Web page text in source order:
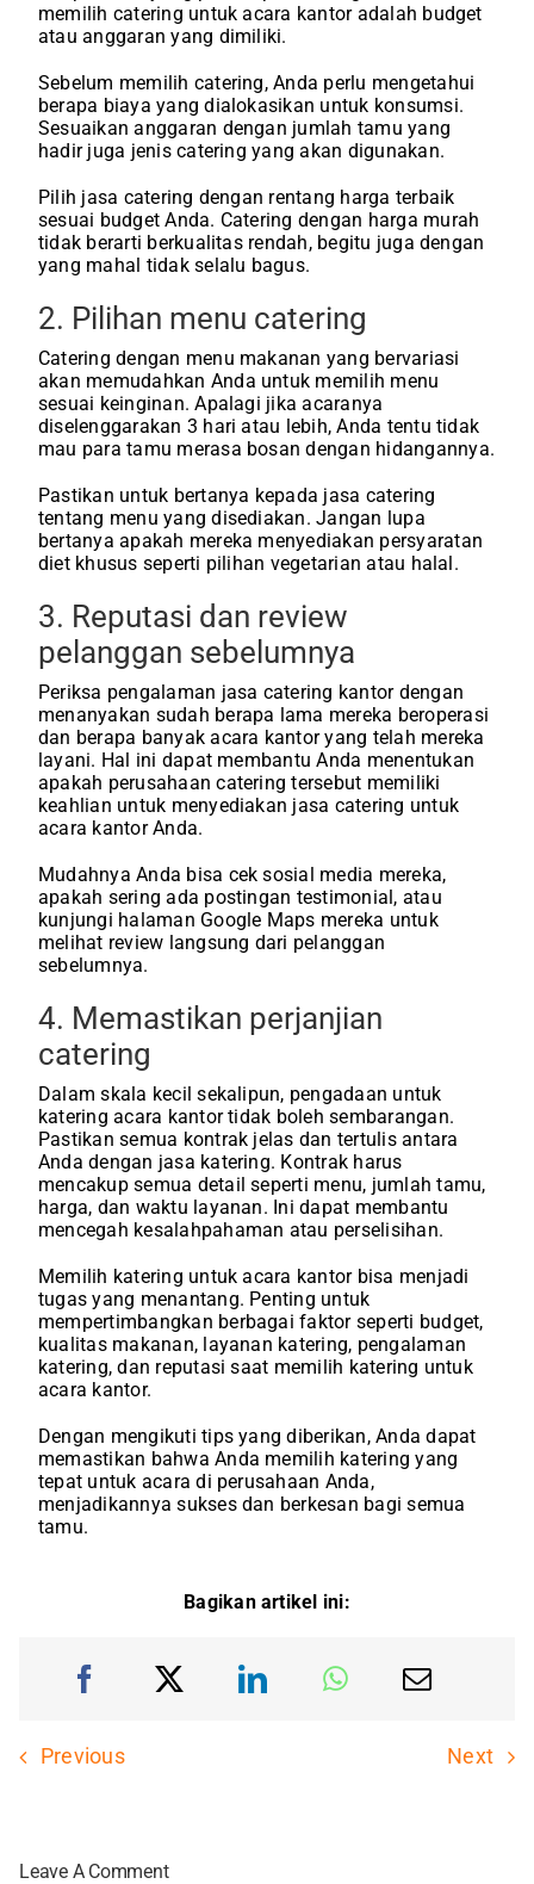
memilih catering untuk acara kantor adalah budget
atau anggaran yang dimiliki.
Sebelum memilih catering, Anda perlu mengetahui
berapa biaya yang dialokasikan untuk konsumsi.
Sesuaikan anggaran dengan jumlah tamu yang
hadir juga jenis catering yang akan digunakan.
Pilih jasa catering dengan rentang harga terbaik
sesuai budget Anda. Catering dengan harga murah
tidak berarti berkualitas rendah, begitu juga dengan
yang mahal tidak selalu bagus.
2. Pilihan menu catering
Catering dengan menu makanan yang bervariasi
akan memudahkan Anda untuk memilih menu
sesuai keinginan. Apalagi jika acaranya
diselenggarakan 3 hari atau lebih, Anda tentu tidak
mau para tamu merasa bosan dengan hidangannya.
Pastikan untuk bertanya kepada jasa catering
tentang menu yang disediakan. Jangan lupa
bertanya apakah mereka menyediakan persyaratan
diet khusus seperti pilihan vegetarian atau halal.
3. Reputasi dan review
pelanggan sebelumnya
Periksa pengalaman jasa catering kantor dengan
menanyakan sudah berapa lama mereka beroperasi
dan berapa banyak acara kantor yang telah mereka
layani. Hal ini dapat membantu Anda menentukan
apakah perusahaan catering tersebut memiliki
keahlian untuk menyediakan jasa catering untuk
acara kantor Anda.
Mudahnya Anda bisa cek sosial media mereka,
apakah sering ada postingan testimonial, atau
kunjungi halaman Google Maps mereka untuk
melihat review langsung dari pelanggan
sebelumnya.
4. Memastikan perjanjian
catering
Dalam skala kecil sekalipun, pengadaan untuk
katering acara kantor tidak boleh sembarangan.
Pastikan semua kontrak jelas dan tertulis antara
Anda dengan jasa katering. Kontrak harus
mencakup semua detail seperti menu, jumlah tamu,
harga, dan waktu layanan. Ini dapat membantu
mencegah kesalahpahaman atau perselisihan.
Memilih katering untuk acara kantor bisa menjadi
tugas yang menantang. Penting untuk
mempertimbangkan berbagai faktor seperti budget,
kualitas makanan, layanan katering, pengalaman
katering, dan reputasi saat memilih katering untuk
acara kantor.
Dengan mengikuti tips yang diberikan, Anda dapat
memastikan bahwa Anda memilih katering yang
tepat untuk acara di perusahaan Anda,
menjadikannya sukses dan berkesan bagi semua
tamu.
Bagikan artikel ini:
Previous Next
Leave A Comment